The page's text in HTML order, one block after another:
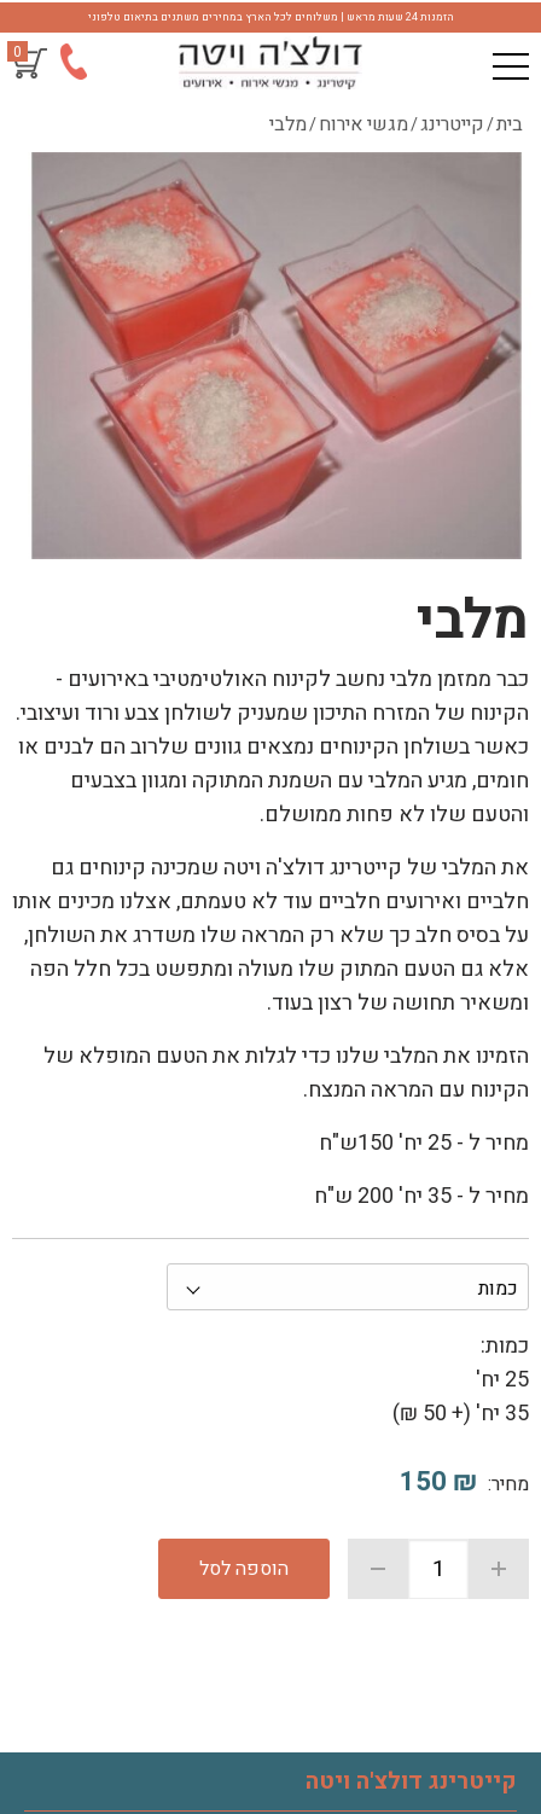
הזמנות 24 שעות מראש | משלוחים לכל הארץ במחירים משתנים בתיאום טלפוני
0
בית/קייטרינג/מגשי אירוח/מלבי
מלבי
כבר ממזמן מלבי נחשב לקינוח האולטימטיבי באירועים -
הקינוח של המזרח התיכון שמעניק לשולחן צבע ורוד ועיצובי.
כאשר בשולחן הקינוחים נמצאים גוונים שלרוב הם לבנים או
חומים, מגיע המלבי עם השמנת המתוקה ומגוון בצבעים
והטעם שלו לא פחות ממושלם.
את המלבי של קייטרינג דולצ'ה ויטה שמכינה קינוחים גם
חלביים ואירועים חלביים עוד לא טעמתם, אצלנו מכינים אותו
על בסיס חלב כך שלא רק המראה שלו משדרג את השולחן,
אלא גם הטעם המתוק שלו מעולה ומתפשט בכל חלל הפה
ומשאיר תחושה של רצון בעוד.
הזמינו את המלבי שלנו כדי לגלות את הטעם המופלא של
הקינוח עם המראה המנצח.
מחיר ל - 25 יח' 150ש"ח
מחיר ל - 35 יח' 200 ש"ח
כמות:
25 יח'
35 יח' (
+
מחיר: ₪
150
הוספה לסל
קייטרינג דולצ'ה ויטה